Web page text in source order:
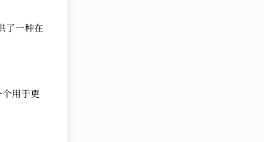
了一种在
用于更